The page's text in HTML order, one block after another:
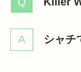
シャチ